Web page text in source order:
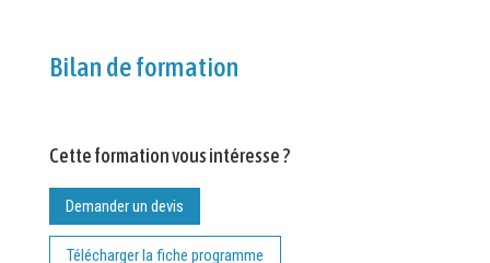
Bilan de formation
Cette formation vous intéresse ?
Demander un devis
Télécharger la fiche programme